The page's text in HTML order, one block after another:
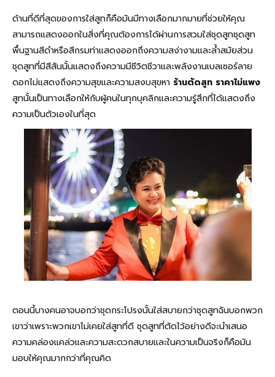
ด้านที่ดีที่สุดของการใส่สูทก็คือมันมีทางเลือกมากมายที่ช่วยให้คุณ
สามารถแสดงออกในสิ่งที่คุณต้องการได้ผ่านการสวมใส่ชุดสูทชุดสูท
พื้นฐานสีดำหรือสีกรมท่าแสดงออกถึงความสง่างามและล้ำสมัยส่วน
ชุดสูทที่มีสีสันนั้นแสดงถึงความมีชีวิตชีวาและพลังงานเบลเซอร์ลาย
ดอกไม่แสดงถึงความสุขและความสงบสุขหา ร้านตัดสูท ราคาไม่แพง
สูทนั้นเป็นทางเลือกให้กับผู้คนในทุกบุคลิกและความรู้สึกที่ได้แสดงถึง
ความเป็นตัวเองในที่สุด
ตอนนี้บางคนอาจบอกว่าชุดกระโปรงนั้นใส่สบายกว่าชุดสูทฉันบอกพวก
เขาว่าเพราะพวกเขาไม่เคยใส่สูทที่ดี ชุดสูทที่ตัดไว้อย่างดีจะนำเสนอ
ความคล่องแคล่วและความสะดวกสบายและในความเป็นจริงก็คือมัน
มอบให้คุณมากกว่าที่คุณคิด